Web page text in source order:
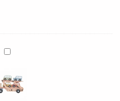
Дървен
с
коли,